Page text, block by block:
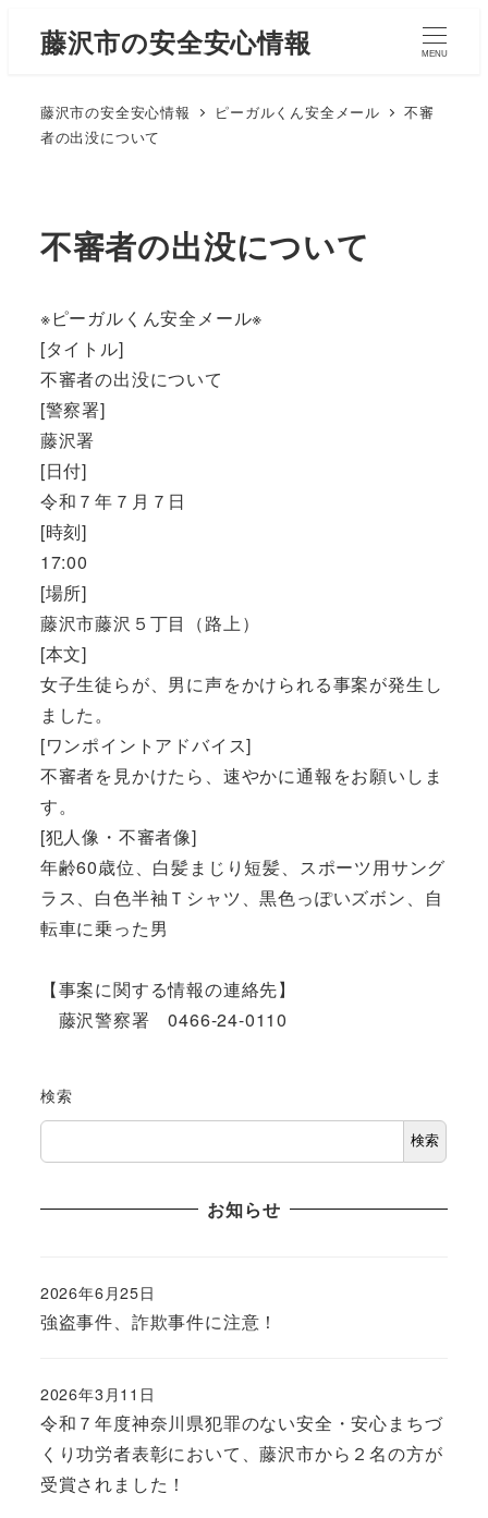
藤沢市の安全安心情報 MENU
藤沢市の安全安心情報 ピーガルくん安全メール
不審
者の出没について
不審者の出没について
※ピーガルくん安全メール※
[タイトル]
不審者の出没について
[警察署]
藤沢署
[日付]
令和７年７月７日
[時刻]
17:00
[場所]
藤沢市藤沢５丁目（路上）
[本文]
女子生徒らが、男に声をかけられる事案が発生し
ました。
[ワンポイントアドバイス]
不審者を見かけたら、速やかに通報をお願いしま
す。
[犯人像・不審者像]
年齢60歳位、白髪まじり短髪、スポーツ用サング
ラス、白色半袖Ｔシャツ、黒色っぽいズボン、自
転車に乗った男
【事案に関する情報の連絡先】
藤沢警察署 0466-24-0110
検索
検索
お知らせ
強盗事件、詐欺事件に注意！
2026年6月25日
令和７年度神奈川県犯罪のない安全・安心まちづ
くり功労者表彰において、藤沢市から２名の方が
受賞されました！
2026年3月11日